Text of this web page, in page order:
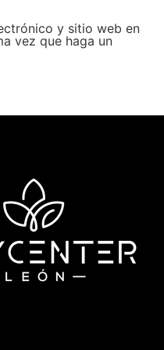
y sitio web en
vez que haga un